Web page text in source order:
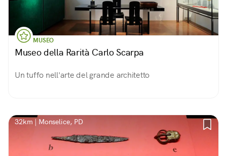
MUSEO
Museo della Rarità Carlo Scarpa
Un tuffo nell'arte del grande architetto
32km | Monselice, PD